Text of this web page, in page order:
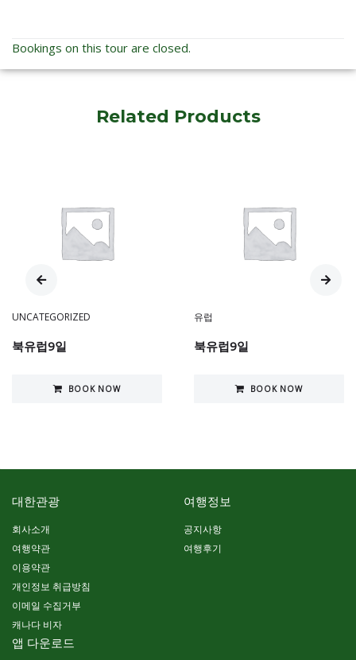
Bookings on this tour are closed.
Related Products
UNCATEGORIZED
북유럽9일
BOOK NOW
유럽
북유럽9일
BOOK NOW
대한관광
회사소개
여행약관
이용약관
개인정보 취급방침
이메일 수집거부
캐나다 비자
여행정보
공지사항
여행후기
앱 다운로드